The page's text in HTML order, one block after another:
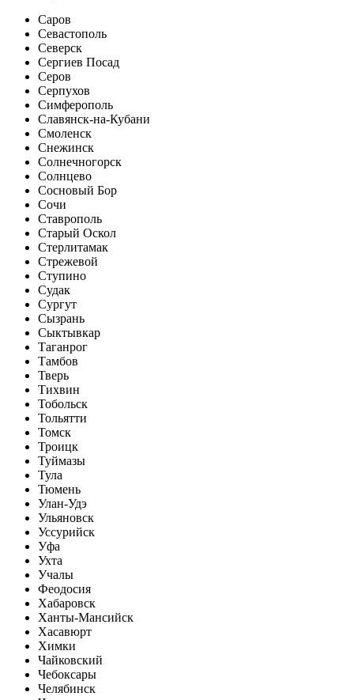
Саров
Севастополь
Северск
Сергиев Посад
Серов
Серпухов
Симферополь
Славянск-на-Кубани
Смоленск
Снежинск
Солнечногорск
Солнцево
Сосновый Бор
Сочи
Ставрополь
Старый Оскол
Стерлитамак
Стрежевой
Ступино
Судак
Сургут
Сызрань
Сыктывкар
Таганрог
Тамбов
Тверь
Тихвин
Тобольск
Тольятти
Томск
Троицк
Туймазы
Тула
Тюмень
Улан-Удэ
Ульяновск
Уссурийск
Уфа
Ухта
Учалы
Феодосия
Хабаровск
Ханты-Мансийск
Хасавюрт
Химки
Чайковский
Чебоксары
Челябинск